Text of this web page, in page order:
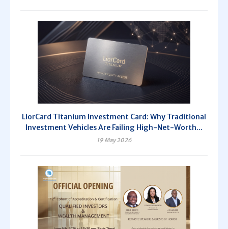
LiorCard Titanium Investment Card: Why Traditional
Investment Vehicles Are Failing High-Net-Worth...
19 May 2026